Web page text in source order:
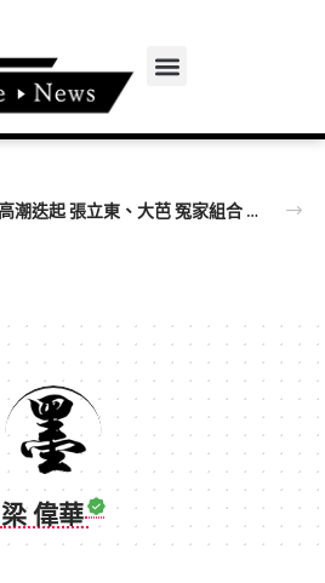
《綜藝玩很大》全新企劃高潮迭起 張立東、大芭 冤家組合 再創收視火花
梁 偉華